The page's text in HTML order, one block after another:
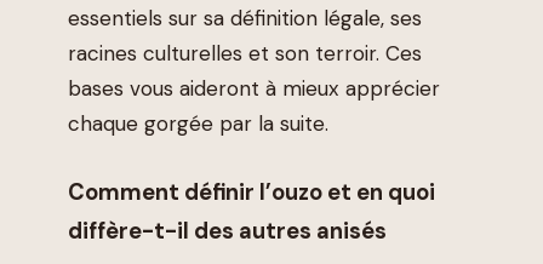
essentiels sur sa définition légale, ses
racines culturelles et son terroir. Ces
bases vous aideront à mieux apprécier
chaque gorgée par la suite.
Comment définir l’ouzo et en quoi
diffère-t-il des autres anisés